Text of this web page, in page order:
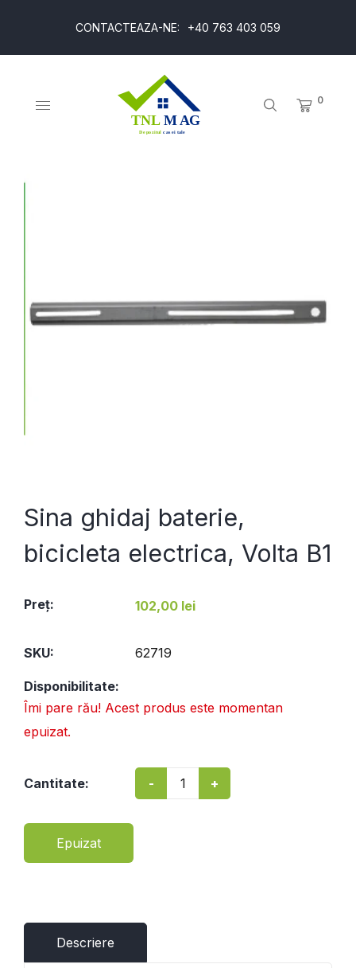
CONTACTEAZA-NE: +40 763 403 059
0
Sina ghidaj baterie,
bicicleta electrica, Volta B1
Preţ: 102,00 lei
SKU: 62719
Disponibilitate:
Îmi pare rău! Acest produs este momentan
epuizat.
Cantitate: - +
Epuizat
Descriere